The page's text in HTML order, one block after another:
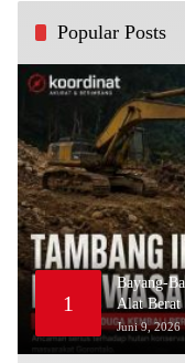
Popular Posts
1
Bayang-
Alat Berat
Juni 9, 2026